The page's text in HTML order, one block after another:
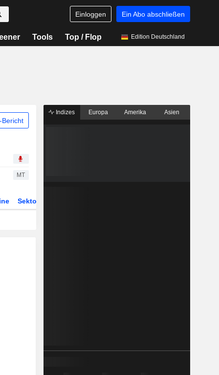
Einloggen Ein Abo abschließen
Tools Top / Flop Edition Deutschland
Bericht
MT
Sektor
Indizes Europa Amerika Asien